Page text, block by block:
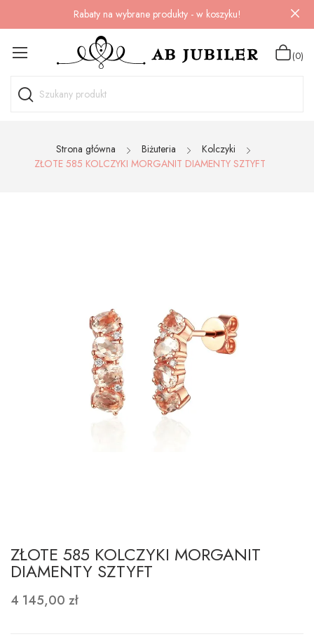
Rabaty na wybrane produkty - w koszyku!
(0)
Strona główna Biżuteria
Kolczyki
ZŁOTE 585 KOLCZYKI MORGANIT DIAMENTY SZTYFT
ZŁOTE 585 KOLCZYKI MORGANIT
DIAMENTY SZTYFT
4 145,00 zł